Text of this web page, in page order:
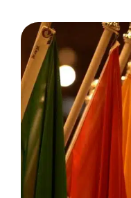
Intéressés
Spiritualité
Membres
L’actu